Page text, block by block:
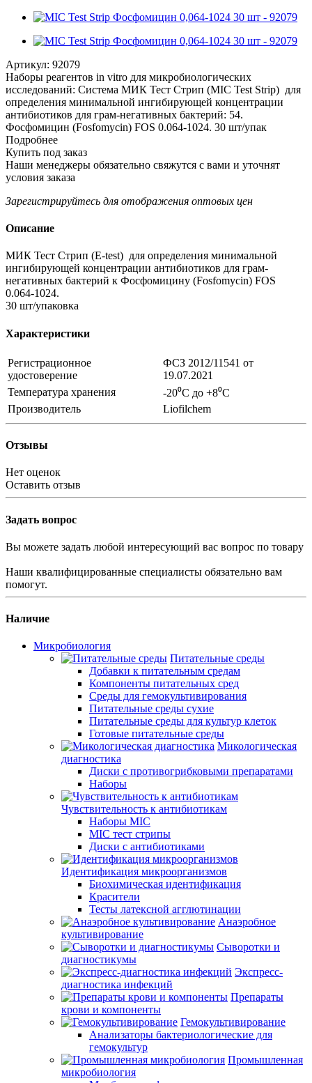
Артикул: 92079
Наборы реагентов in vitro для микробиологических
исследований: Система МИК Тест Стрип (MIC Test Strip) для
определения минимальной ингибирующей концентрации
антибиотиков для грам-негативных бактерий: 54.
Фосфомицин (Fosfomycin) FOS 0.064-1024. 30 шт/упак
Подробнее
Купить под заказ
Наши менеджеры обязательно свяжутся с вами и уточнят
условия заказа
Зарегистрируйтесь для отображения оптовых цен
Описание
МИК Тест Стрип (E-test) для определения минимальной
ингибирующей концентрации антибиотиков для грам-
негативных бактерий к Фосфомицину (Fosfomycin) FOS
0.064-1024.
30 шт/упаковка
Характеристики
Регистрационное
удостоверение
ФСЗ 2012/11541 от
19.07.2021
Температура хранения
-20⁰С до +8⁰С
Производитель
Liofilchem
Отзывы
Нет оценок
Оставить отзыв
Задать вопрос
Вы можете задать любой интересующий вас вопрос по товару
Наши квалифицированные специалисты обязательно вам
помогут.
Наличие
Микробиология
Питательные среды
Добавки к питательным средам
Компоненты питательных сред
Среды для гемокультивирования
Питательные среды сухие
Питательные среды для культур клеток
Готовые питательные среды
Микологическая
диагностика
Диски с противогрибковыми препаратами
Наборы
Чувствительность к антибиотикам
Наборы MIC
MIC тест стрипы
Диски с антибиотиками
Идентификация микроорганизмов
Биохимическая идентификация
Красители
Тесты латексной агглютинации
Анаэробное
культивирование
Сыворотки и
диагностикумы
Экспресс-
диагностика инфекций
Препараты
крови и компоненты
Гемокультивирование
Анализаторы бактериологические для
гемокультур
Промышленная
микробиология